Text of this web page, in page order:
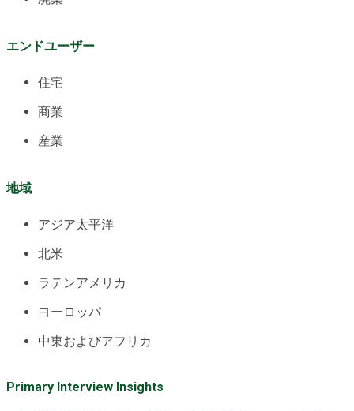
エンドユーザー
住宅
商業
産業
地域
アジア太平洋
北米
ラテンアメリカ
ヨーロッパ
中東およびアフリカ
Primary Interview Insights